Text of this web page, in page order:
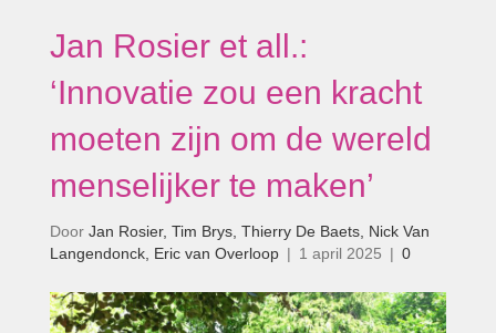
Jan Rosier et all.:
‘Innovatie zou een kracht
moeten zijn om de wereld
menselijker te maken’
Door Jan Rosier, Tim Brys, Thierry De Baets, Nick Van
Langendonck, Eric van Overloop | 1 april 2025 | 0